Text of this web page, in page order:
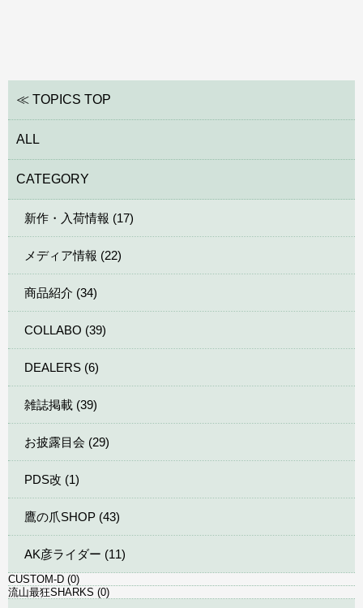
≪ TOPICS TOP
ALL
CATEGORY
新作・入荷情報 (17)
メディア情報 (22)
商品紹介 (34)
COLLABO (39)
DEALERS (6)
雑誌掲載 (39)
お披露目会 (29)
PDS改 (1)
鷹の爪SHOP (43)
AK彦ライダー (11)
CUSTOM-D (0)
流山最狂SHARKS (0)